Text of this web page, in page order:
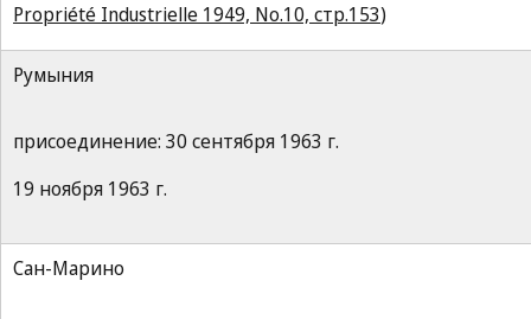
Propriété Industrielle 1949, No.10, стр.153)
Румыния
присоединение: 30 сентября 1963 г.
19 ноября 1963 г.
Сан-Марино